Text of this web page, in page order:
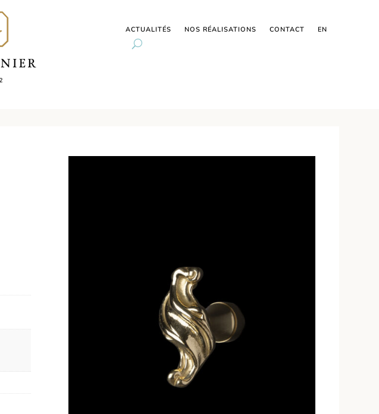
ACTUALITÉS NOS RÉALISATIONS CONTACT EN